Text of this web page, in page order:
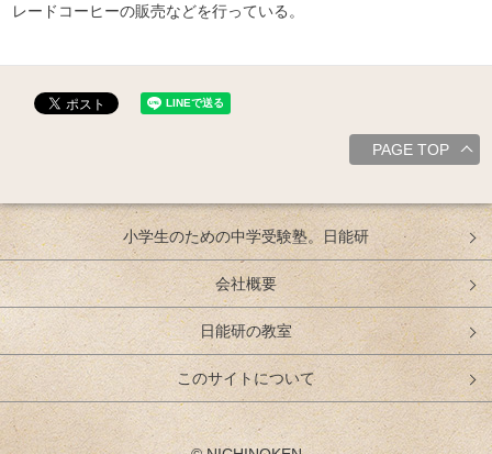
レードコーヒーの販売などを行っている。
PAGE TOP
小学生のための中学受験塾。日能研
会社概要
日能研の教室
このサイトについて